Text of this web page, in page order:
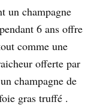
un champagne
6 ans offre
comme une
offerte par
champagne de
gras truffé .